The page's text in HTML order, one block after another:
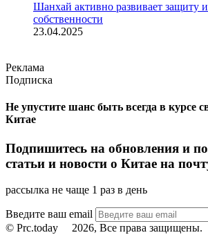
Шанхай активно развивает защиту
собственности
23.04.2025
Реклама
Подписка
Не упустите шанс быть всегда в курсе
Китае
Подпишитесь на обновления и
статьи и новости о Китае на
рассылка не чаще 1 раз в день
Введите ваш email
© Prc.today
2026, Все права защищены.